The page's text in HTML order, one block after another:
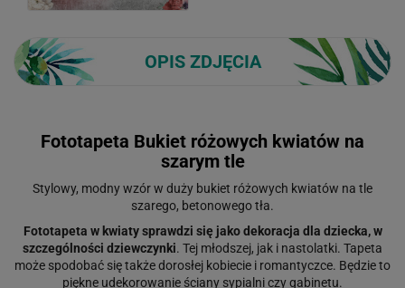
OPIS ZDJĘCIA
Fototapeta Bukiet różowych kwiatów na
szarym tle
Stylowy, modny wzór w duży bukiet różowych kwiatów na tle
szarego, betonowego tła.
Fototapeta w kwiaty sprawdzi się jako dekoracja dla dziecka, w
szczególności dziewczynki. Tej młodszej, jak i nastolatki. Tapeta
może spodobać się także dorosłej kobiecie i romantyczce. Będzie to
piękne udekorowanie ściany sypialni czy gabinetu.